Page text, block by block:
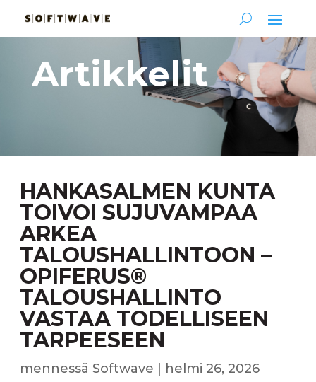
Artikkelit
HANKASALMEN KUNTA
TOIVOI SUJUVAMPAA
ARKEA
TALOUSHALLINTOON –
OPIFERUS®
TALOUSHALLINTO
VASTAA TODELLISEEN
TARPEESEEN
mennessä Softwave helmi 26, 2026